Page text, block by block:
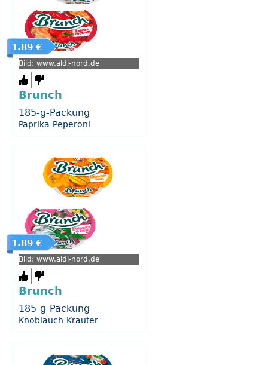
1.89 €
Bild: www.aldi-nord.de
Brunch
185-g-Packung
Paprika-Peperoni
1.89 €
Bild: www.aldi-nord.de
Brunch
185-g-Packung
Knoblauch-Kräuter